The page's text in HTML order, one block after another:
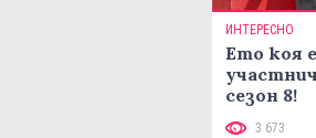
ИНТЕРЕСНО
Ето коя
сезон 8!
3 673